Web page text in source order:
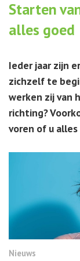
Starten
alles goed
Ieder jaar zijn
zichzelf te
werken zij van
richting?
voren of u
Nieuws